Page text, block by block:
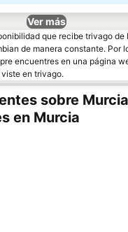
Ver más
que recibe trivago de
de manera constante. Por
encuentres en una página
en trivago.
sobre Murcia
en Murcia